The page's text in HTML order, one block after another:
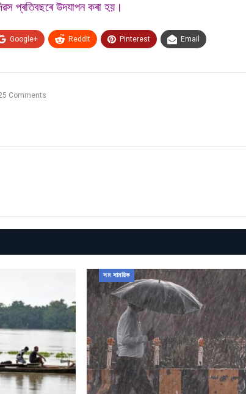
প্ৰতিবছৰে উদযাপন কৰা হয়।
Google+ ReddIt Pinterest Email
Comments
সম সাময়িক